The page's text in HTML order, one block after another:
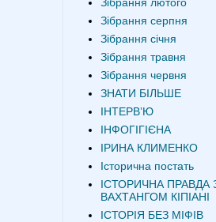
Зібрання серпня
Зібрання січня
Зібрання травня
Зібрання червня
ЗНАТИ БІЛЬШЕ
ІНТЕРВʼЮ
ІНФОГІГІЄНА
ІРИНА КЛИМЕНКО
Історична постать
ІСТОРИЧНА ПРАВДА
ВАХТАНГОМ КІПІАНІ
ІСТОРІЯ БЕЗ МІФІВ